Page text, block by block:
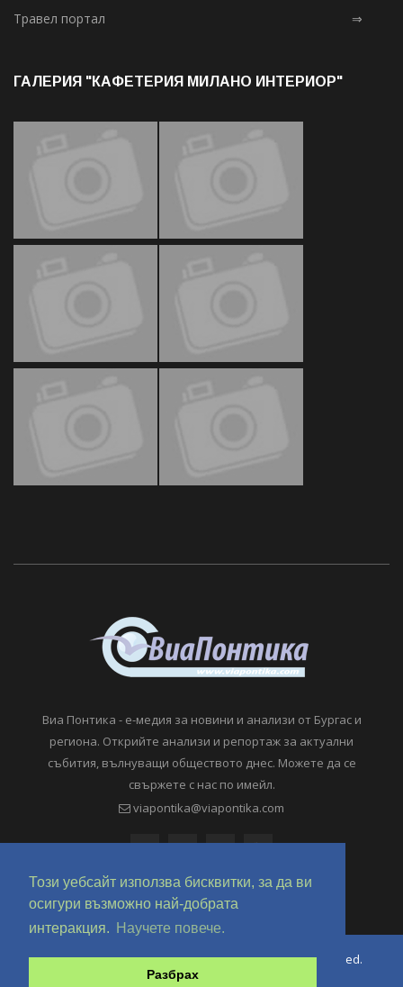
Този уебсайт използва бисквитки, за да ви
осигури възможно най-добрата
интеракция.
Научете повече.
Разбрах
Травел портал ⇒
ГАЛЕРИЯ "КАФЕТЕРИЯ МИЛАНО ИНТЕРИОР"
Виа Понтика - е-медия за новини и анализи от Бургас и
региона. Открийте анализи и репортаж за актуални
събития, вълнуващи обществото днес. Можете да се
свържете с нас по имейл.
viapontika@viapontika.com
Copyright © 2018-2024 ViaPontika.com. All Rights Reserved.
Development @ OverHertz Ltd